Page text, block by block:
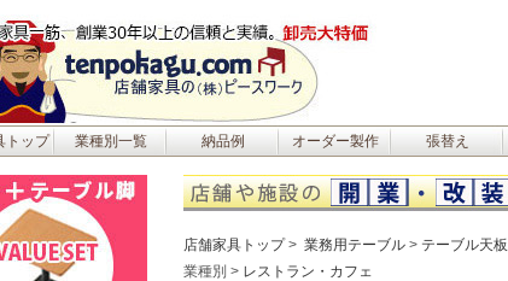
トップ 業種別一覧 納品例 オーダー製作 張替え
店舗家具トップ 業務用テーブル テーブル天板
業種別
レストラン・カフェ